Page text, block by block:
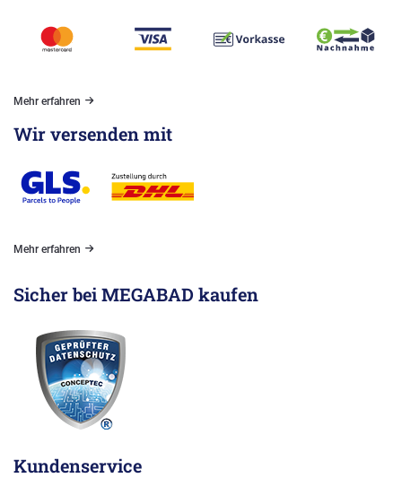
Mehr erfahren
Wir versenden mit
Mehr erfahren
Sicher bei MEGABAD kaufen
Kundenservice